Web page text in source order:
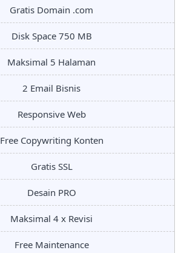
Gratis Domain .com
Disk Space 750 MB
Maksimal 5 Halaman
2 Email Bisnis
Responsive Web
Free Copywriting Konten
Gratis SSL
Desain PRO
Maksimal 4 x Revisi
Free Maintenance